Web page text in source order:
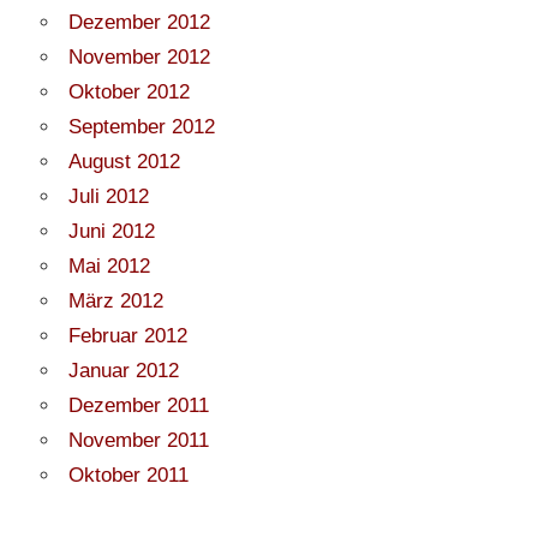
Dezember 2012
November 2012
Oktober 2012
September 2012
August 2012
Juli 2012
Juni 2012
Mai 2012
März 2012
Februar 2012
Januar 2012
Dezember 2011
November 2011
Oktober 2011